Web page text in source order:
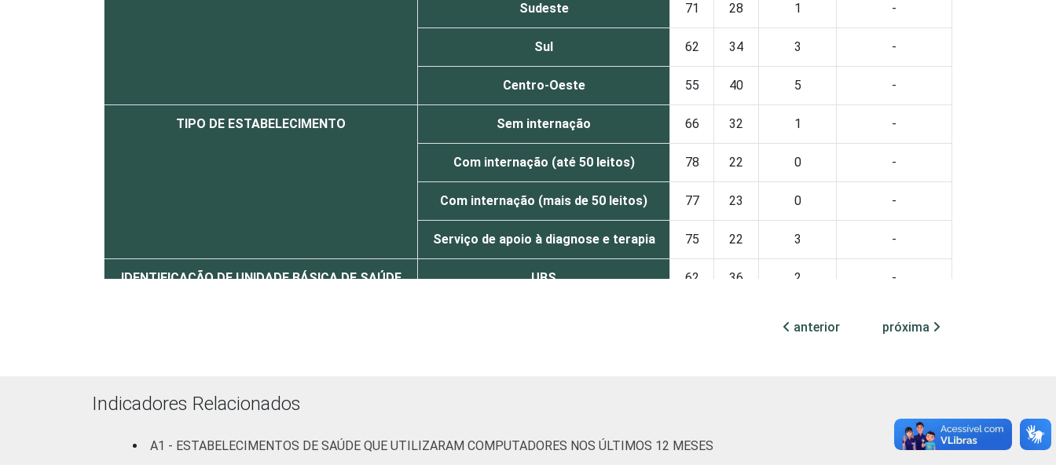
Sudeste 71 28 1 -
Sul 62 34 3 -
Centro-Oeste 55 40 5 -
TIPO DE ESTABELECIMENTO Sem internação 66 32 1 -
Com internação (até 50 leitos) 78 22 0 -
Com internação (mais de 50 leitos) 77 23 0 -
Serviço de apoio à diagnose e terapia 75 22 3 -
IDENTIFICAÇÃO DE UNIDADE BÁSICA DE SAÚDE UBS 62 36 2 -
Fonte: CGI/NIC.br, Centro Regional de Estudos para o Desenvolvimento da Sociedade da Informação (Cetic.br), Pesquisa sobre o uso das
tecnologias de informação e comunicação nos estabelecimentos de saúde brasileiros – TIC Saúde 2021.
anterior próxima
Indicadores Relacionados
A1 - ESTABELECIMENTOS DE SAÚDE QUE UTILIZARAM COMPUTADORES NOS ÚLTIMOS 12 MESES